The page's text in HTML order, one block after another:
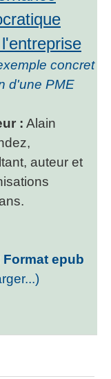
concret
d'une PME
: Alain
auteur et
Format epub